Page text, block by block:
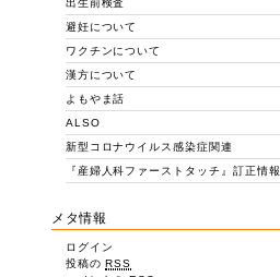
出生前検査
避妊について
ワクチンについて
漢方について
よもやま話
ALSO
新型コロナウイルス感染症関連
『産婦人科ファーストタッチ』訂正情報
メタ情報
ログイン
投稿のRSS